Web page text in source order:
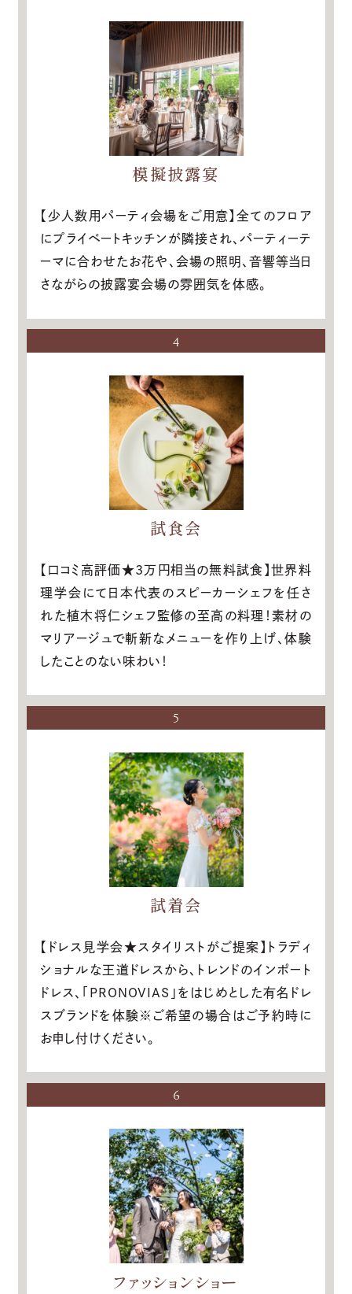
模擬披露宴
【少人数用パーティ会場をご用意】全てのフロア
にプライベートキッチンが隣接され、パーティーテ
ーマに合わせたお花や、会場の照明、音響等当日
さながらの披露宴会場の雰囲気を体感。
4
試食会
【口コミ高評価★3万円相当の無料試食】世界料
理学会にて日本代表のスピーカーシェフを任さ
れた植木将仁シェフ監修の至高の料理！素材の
マリアージュで斬新なメニューを作り上げ、体験
したことのない味わい！
5
試着会
【ドレス見学会★スタイリストがご提案】トラディ
ショナルな王道ドレスから、トレンドのインポート
ドレス、「PRONOVIAS」をはじめとした有名ドレ
スブランドを体験※ご希望の場合はご予約時に
お申し付けください。
6
ファッションショー